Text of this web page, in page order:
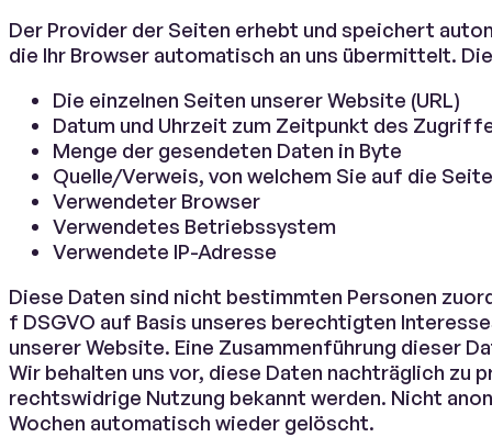
Der Provider der Seiten erhebt und speichert
die Ihr Browser automatisch an uns übermittelt.
Die einzelnen Seiten unserer Website (URL)
Datum und Uhrzeit zum Zeitpunkt des
Menge der gesendeten Daten in Byte
Quelle/Verweis, von welchem Sie auf die
Verwendeter Browser
Verwendetes Betriebssystem
Verwendete IP-Adresse
Diese Daten sind nicht bestimmten Personen
f DSGVO auf Basis unseres berechtigten
unserer Website. Eine Zusammenführung dieser
Wir behalten uns vor, diese Daten nachträglich zu
rechtswidrige Nutzung bekannt werden. Nicht
Wochen automatisch wieder gelöscht.